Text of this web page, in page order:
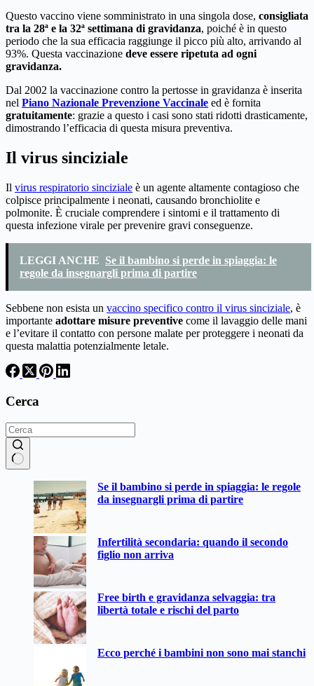
Questo vaccino viene somministrato in una singola dose, consigliata
tra la 28ª e la 32ª settimana di gravidanza, poiché è in questo
periodo che la sua efficacia raggiunge il picco più alto, arrivando al
93%. Questa vaccinazione deve essere ripetuta ad ogni
gravidanza.
Dal 2002 la vaccinazione contro la pertosse in gravidanza è inserita
nel Piano Nazionale Prevenzione Vaccinale ed è fornita
gratuitamente: grazie a questo i casi sono stati ridotti drasticamente,
dimostrando l’efficacia di questa misura preventiva.
Il virus sinciziale
Il virus respiratorio sinciziale è un agente altamente contagioso che
colpisce principalmente i neonati, causando bronchiolite e
polmonite. È cruciale comprendere i sintomi e il trattamento di
questa infezione virale per prevenire gravi conseguenze.
LEGGI ANCHE Se il bambino si perde in spiaggia: le
regole da insegnargli prima di partire
Sebbene non esista un vaccino specifico contro il virus sinciziale, è
importante adottare misure preventive come il lavaggio delle mani
e l’evitare il contatto con persone malate per proteggere i neonati da
questa malattia potenzialmente letale.
Cerca
Se il bambino si perde in spiaggia: le regole
da insegnargli prima di partire
Infertilità secondaria: quando il secondo
figlio non arriva
Free birth e gravidanza selvaggia: tra
libertà totale e rischi del parto
Ecco perché i bambini non sono mai stanchi